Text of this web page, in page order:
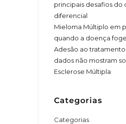
principais desafios do
diferencial
Mieloma Múltiplo em
quando a doença
Adesão ao
dados não mostram
Esclerose Múltipla
Categorias
Categorias